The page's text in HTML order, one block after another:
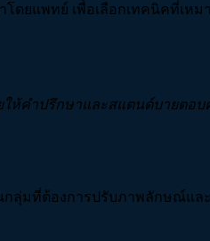
ยแพทย์ เพื่อเลือกเทคนิคที่เห
ห้คำปรึกษาและสแตนด์บายตอบ
ลุ่มที่ต้องการปรับภาพลักษณ์แล